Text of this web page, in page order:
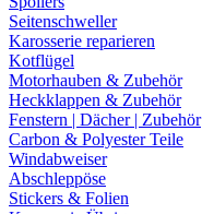
Seitenschweller
Karosserie reparieren
Kotflügel
Motorhauben & Zubehör
Heckklappen & Zubehör
Fenstern | Dächer | Zubehör
Carbon & Polyester Teile
Windabweiser
Abschleppöse
Stickers & Folien